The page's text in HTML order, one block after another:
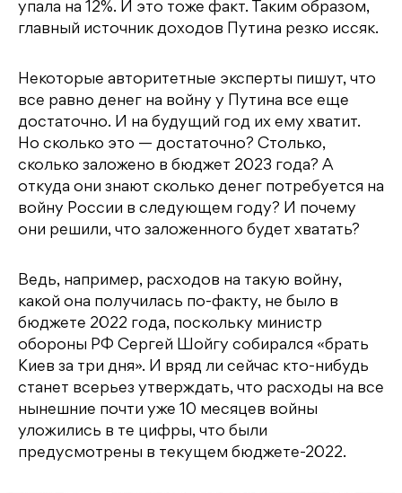
упала на 12%. И это тоже факт. Таким образом,
главный источник доходов Путина резко иссяк.
Некоторые авторитетные эксперты пишут, что
все равно денег на войну у Путина все еще
достаточно. И на будущий год их ему хватит.
Но сколько это — достаточно? Столько,
сколько заложено в бюджет 2023 года? А
откуда они знают сколько денег потребуется на
войну России в следующем году? И почему
они решили, что заложенного будет хватать?
Ведь, например, расходов на такую войну,
какой она получилась по-факту, не было в
бюджете 2022 года, поскольку министр
обороны РФ Сергей Шойгу собирался «брать
Киев за три дня». И вряд ли сейчас кто-нибудь
станет всерьез утверждать, что расходы на все
нынешние почти уже 10 месяцев войны
уложились в те цифры, что были
предусмотрены в текущем бюджете-2022.